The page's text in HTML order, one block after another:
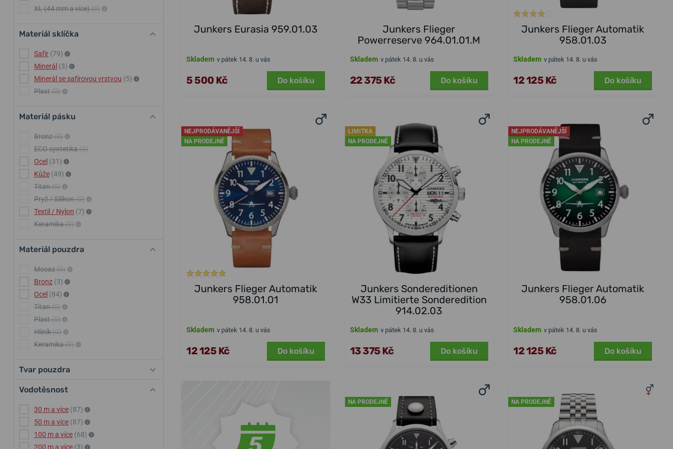
XL (44 mm a více)(0)
Materiál sklíčka
Safír (79)
Minerál (3)
Minerál se safírovou vrstvou (5)
Plast(0)
Materiál pásku
Bronz(0)
ECO syntetika(0)
Ocel (31)
Kůže (49)
Titan(0)
Pryž / Silikon(0)
Textil / Nylon (7)
Keramika(0)
Materiál pouzdra
Mosaz(0)
Bronz (3)
Ocel (84)
Titan(0)
Plast(0)
Hliník(0)
Keramika(0)
Tvar pouzdra
Vodotěsnost
30 m a více (87)
50 m a více (87)
100 m a více (68)
200 m a více (3)
Junkers Eurasia 959.01.03
Skladem v pátek 14. 8. u vás
5 500 Kč Do košíku
Junkers Flieger
Powerreserve 964.01.01.M
Skladem v pátek 14. 8. u vás
22 375 Kč Do košíku
Junkers Flieger Automatik
958.01.03
Skladem v pátek 14. 8. u vás
12 125 Kč Do košíku
NEJPRODÁVANĚJŠÍ
NA PRODEJNĚ
Junkers Flieger Automatik
958.01.01
Skladem v pátek 14. 8. u vás
12 125 Kč Do košíku
LIMITKA
NA PRODEJNĚ
Junkers Sondereditionen
W33 Limitierte Sonderedition
914.02.03
Skladem v pátek 14. 8. u vás
13 375 Kč Do košíku
NEJPRODÁVANĚJŠÍ
NA PRODEJNĚ
Junkers Flieger Automatik
958.01.06
Skladem v pátek 14. 8. u vás
12 125 Kč Do košíku
NA PRODEJNĚ NA PRODEJNĚ